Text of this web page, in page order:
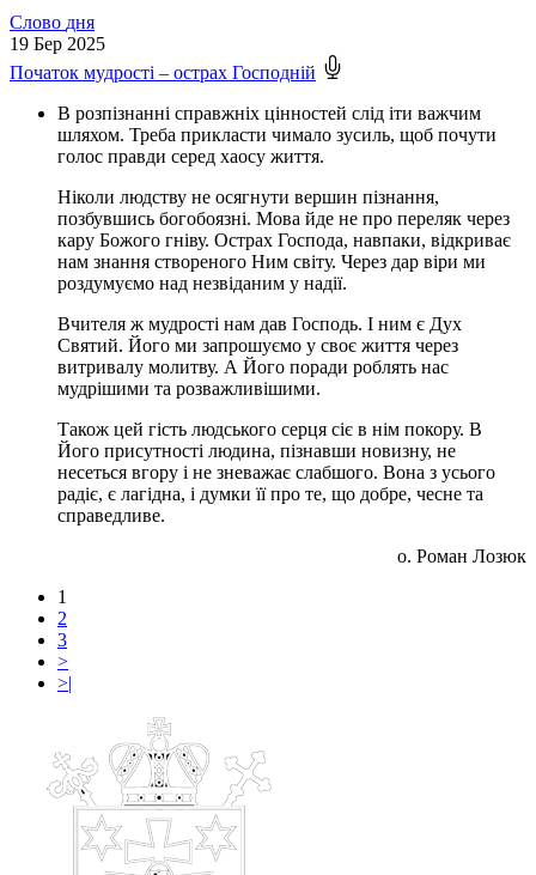
Слово дня
19 Бер 2025
Початок мудрості – острах Господній
В розпізнанні справжніх цінностей слід іти важчим
шляхом. Треба прикласти чимало зусиль, щоб почути
голос правди серед хаосу життя.
Ніколи людству не осягнути вершин пізнання,
позбувшись богобоязні. Мова йде не про переляк через
кару Божого гніву. Острах Господа, навпаки, відкриває
нам знання створеного Ним світу. Через дар віри ми
роздумуємо над незвіданим у надії.
Вчителя ж мудрості нам дав Господь. І ним є Дух
Святий. Його ми запрошуємо у своє життя через
витривалу молитву. А Його поради роблять нас
мудрішими та розважливішими.
Також цей гість людського серця сіє в нім покору. В
Його присутності людина, пізнавши новизну, не
несеться вгору і не зневажає слабшого. Вона з усього
радіє, є лагідна, і думки її про те, що добре, чесне та
справедливе.
о. Роман Лозюк
1
2
3
>
>|